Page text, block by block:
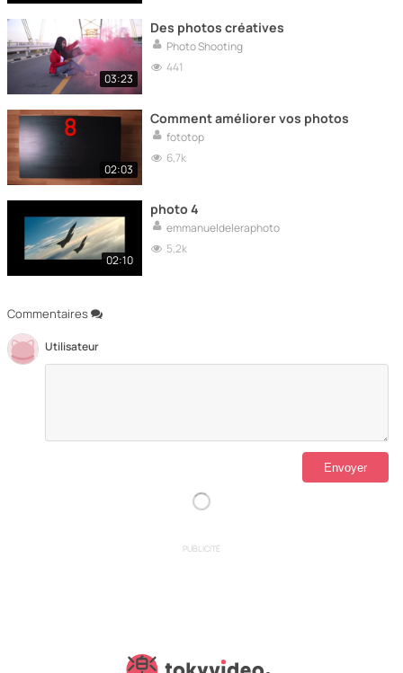
Commentaires
Utilisateur
03:23
Des photos créatives
Photo Shooting
441
02:03
Comment améliorer vos photos
fototop
6,7k
02:10
photo 4
emmanueldeleraphoto
5,2k
PUBLICITÉ